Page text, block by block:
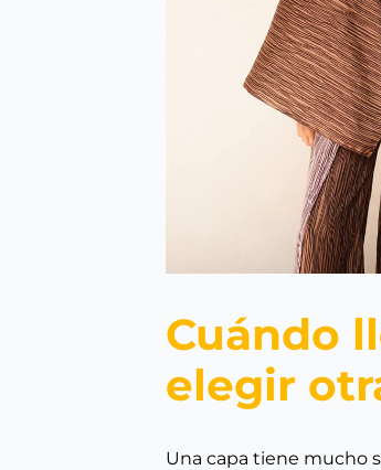
Cuándo
elegir
Una capa tiene mucho